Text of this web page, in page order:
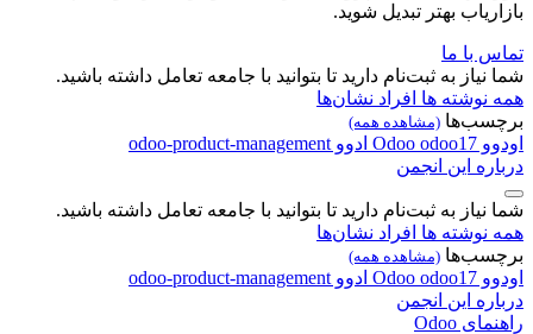
بازاریاب بهتر تبدیل شوید.
تماس با ما
شما نیاز به ثبت‌نام دارید تا بتوانید با جامعه تعامل داشته باشید.
همه نوشته ها افراد نشان‌ها
برچسب‌ها (مشاهده همه)
اودوو Odoo odoo17 ادوو odoo-product-management
درباره این انجمن
شما نیاز به ثبت‌نام دارید تا بتوانید با جامعه تعامل داشته باشید.
همه نوشته ها افراد نشان‌ها
برچسب‌ها (مشاهده همه)
اودوو Odoo odoo17 ادوو odoo-product-management
درباره این انجمن
راهنمای Odoo